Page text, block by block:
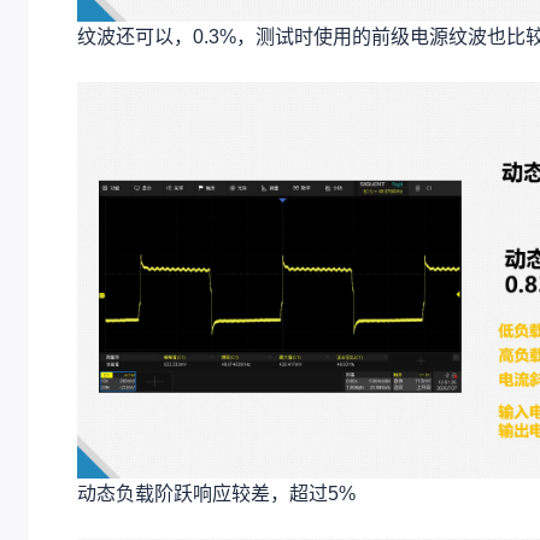
纹波还可以，0.3%，测试时使用的前级电源纹波也比
动态负载阶跃响应较差，超过5%